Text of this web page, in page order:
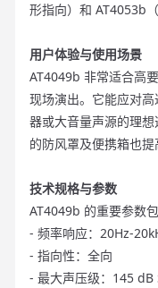
形指向）和 AT4053b
用户体验与使用场景
AT4049b 非常适合高
现场演出。它能应对
器或大音量声源的理
的防风罩及便携箱也提
技术规格与参数
AT4049b 的重要参数包
- 频率响应：20Hz-
- 指向性：全向
- 最大声压级：145 dB